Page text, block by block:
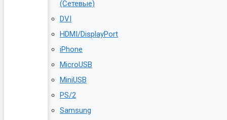
(Сетевые)
DVI
HDMI/DisplayPort
iPhone
MicroUSB
MiniUSB
PS/2
Samsung